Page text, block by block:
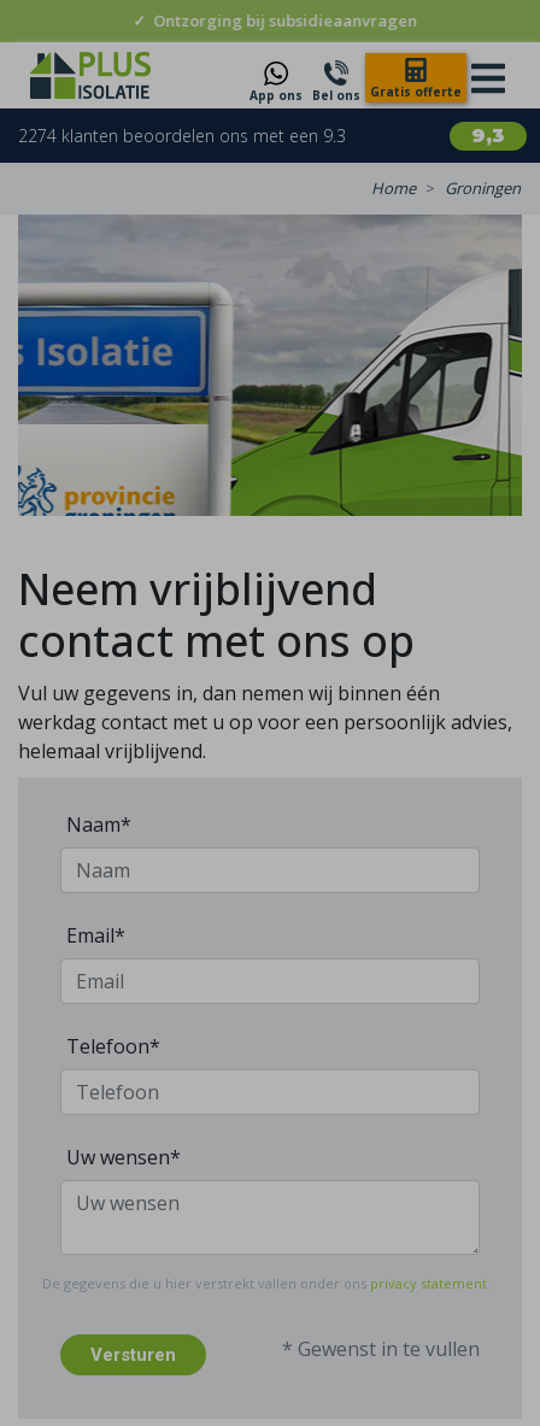
✓ Ontzorging bij subsidieaanvragen
App ons Bel ons Gratis offerte
9,3
2274 klanten beoordelen ons met een 9.3
Home Groningen
Neem vrijblijvend
contact met ons op
Vul uw gegevens in, dan nemen wij binnen één
werkdag contact met u op voor een persoonlijk advies,
helemaal vrijblijvend.
Naam*
Email*
Telefoon*
Uw wensen*
De gegevens die u hier verstrekt vallen onder ons privacy statement.
Versturen * Gewenst in te vullen